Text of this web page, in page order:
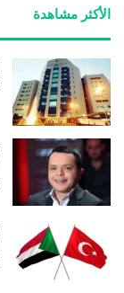
الأكثر مشاهدة